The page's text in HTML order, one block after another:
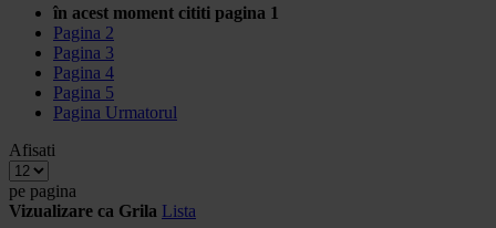
în acest moment cititi pagina 1
Pagina 2
Pagina 3
Pagina 4
Pagina 5
Pagina Urmatorul
Afisati
pe pagina
Vizualizare ca Grila Lista